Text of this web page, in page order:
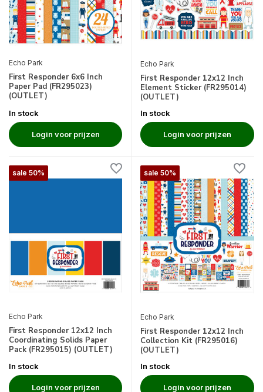
Echo Park
First Responder 6x6 Inch
Paper Pad (FR295023)
(OUTLET)
In stock
Login voor prijzen
Echo Park
First Responder 12x12 Inch
Element Sticker (FR295014)
(OUTLET)
In stock
Login voor prijzen
sale 50%
Echo Park
First Responder 12x12 Inch
Coordinating Solids Paper
Pack (FR295015) (OUTLET)
In stock
Login voor prijzen
sale 50%
Echo Park
First Responder 12x12 Inch
Collection Kit (FR295016)
(OUTLET)
In stock
Login voor prijzen